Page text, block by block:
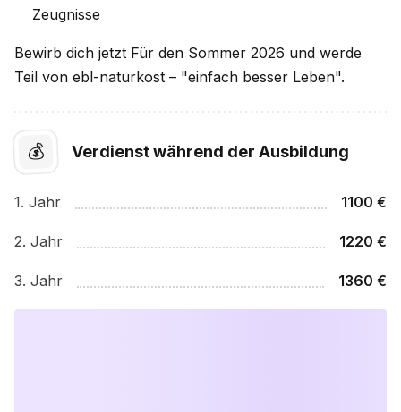
Zeugnisse
Bewirb dich jetzt Für den Sommer 2026 und werde
Teil von ebl-naturkost – "einfach besser Leben".
💰 Verdienst während der Ausbildung
1. Jahr 1100 €
2. Jahr 1220 €
3. Jahr 1360 €